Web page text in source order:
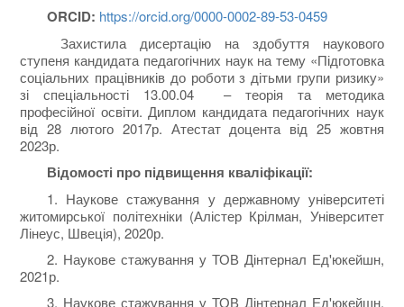
ORCID: https://orcid.org/0000-0002-89-53-0459
Захистила дисертацію на здобуття наукового
ступеня кандидата педагогічних наук на тему «Підготовка
соціальних працівників до роботи з дітьми групи ризику»
зі спеціальності 13.00.04 – теорія та методика
професійної освіти. Диплом кандидата педагогічних наук
від 28 лютого 2017р. Атестат доцента від 25 жовтня
2023р.
Відомості про підвищення кваліфікації:
1. Наукове стажування у державному університеті
житомирської політехніки (Алістер Крілман, Університет
Лінеус, Швеція), 2020р.
2. Наукове стажування у ТОВ Дінтернал Ед'юкейшн,
2021р.
3. Наукове стажування у ТОВ Дінтернал Ед'юкейшн,